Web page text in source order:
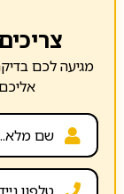
מגיעה לכם